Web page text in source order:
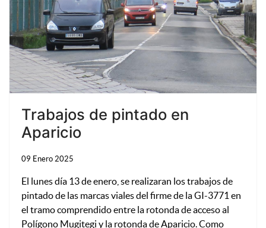
Trabajos de pintado en
Aparicio
09 Enero 2025
El lunes día 13 de enero, se realizaran los trabajos de
pintado de las marcas viales del firme de la GI-3771 en
el tramo comprendido entre la rotonda de acceso al
Polígono Mugitegi y la rotonda de Aparicio. Como